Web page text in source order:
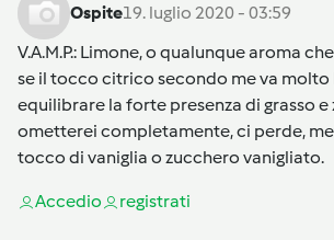
Ospite19. luglio 2020 - 03:59
V.A.M.P.: Limone, o qualunque aroma
se il tocco citrico secondo me va molto
equilibrare la forte presenza di grasso e
ometterei completamente, ci perde,
tocco di vaniglia o zucchero vanigliato.
Accedio registrati